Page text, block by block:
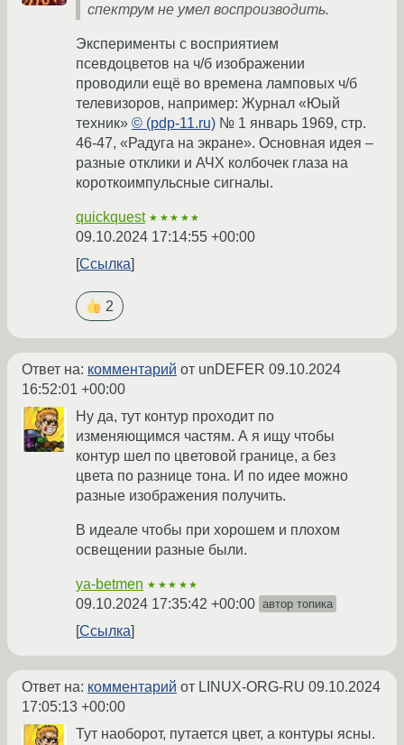
спектрум не умел воспроизводить.
Эксперименты с восприятием
псевдоцветов на ч/б изображении
проводили ещё во времена ламповых ч/б
телевизоров, например: Журнал «Юый
техник» © (pdp-11.ru) № 1 январь 1969, стр.
46-47, «Радуга на экране». Основная идея –
разные отклики и АЧХ колбочек глаза на
короткоимпульсные сигналы.
quickquest ★★★★★
09.10.2024 17:14:55 +00:00
Ссылка
2
Ответ на: комментарий от unDEFER 09.10.2024
16:52:01 +00:00
Ну да, тут контур проходит по
изменяющимся частям. А я ищу чтобы
контур шел по цветовой границе, а без
цвета по разнице тона. И по идее можно
разные изображения получить.
В идеале чтобы при хорошем и плохом
освещении разные были.
ya-betmen ★★★★★
09.10.2024 17:35:42 +00:00 автор топика
Ссылка
Ответ на: комментарий от LINUX-ORG-RU 09.10.2024
17:05:13 +00:00
Тут наоборот, путается цвет, а контуры ясны.